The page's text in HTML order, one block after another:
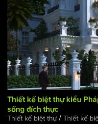
Thiết kế biệt thự kiểu
sống đích thực
Thiết kế biệt thự / Thiết kế